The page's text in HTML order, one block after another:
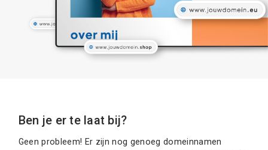
Ben je er te laat bij?
Geen probleem! Er zijn nog genoeg domeinnamen